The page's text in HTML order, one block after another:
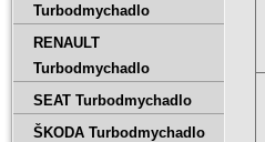
Turbodmychadlo
RENAULT
Turbodmychadlo
SEAT Turbodmychadlo
ŠKODA Turbodmychadlo